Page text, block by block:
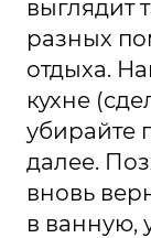
выглядит
разных
отдыха.
кухне
убирайте
далее.
вновь
в ванную,